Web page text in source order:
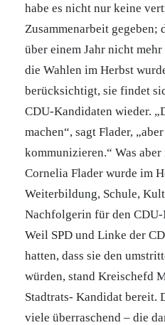
habe es nicht nur keine
Zusammenarbeit gegeben;
über einem Jahr nicht
die Wahlen im Herbst
berücksichtigt, sie findet
CDU-Kandidaten wieder.
machen“, sagt Flader,
kommunizieren.“ Was
Cornelia Flader wurde im
Weiterbildung, Schule,
Nachfolgerin für den
Weil SPD und Linke der
hatten, dass sie den
würden, stand Kreischefd
Stadtrats- Kandidat bereit.
viele überraschend – die